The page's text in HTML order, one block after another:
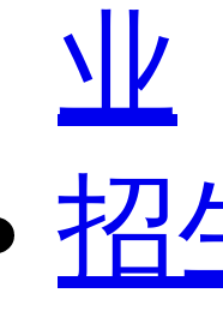
业
招